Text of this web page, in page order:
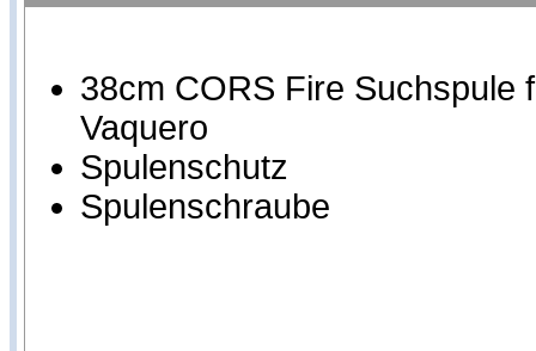
38cm CORS Fire Suchspule
Vaquero
Spulenschutz
Spulenschraube